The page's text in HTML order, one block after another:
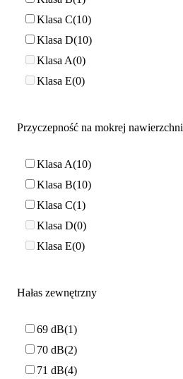
Klasa C 10
Klasa D 10
Klasa A 0
Klasa E 0
Przyczepność na mokrej nawierzchni
Klasa A 10
Klasa B 10
Klasa C 1
Klasa D 0
Klasa E 0
Hałas zewnętrzny
69 dB 1
70 dB 2
71 dB 4